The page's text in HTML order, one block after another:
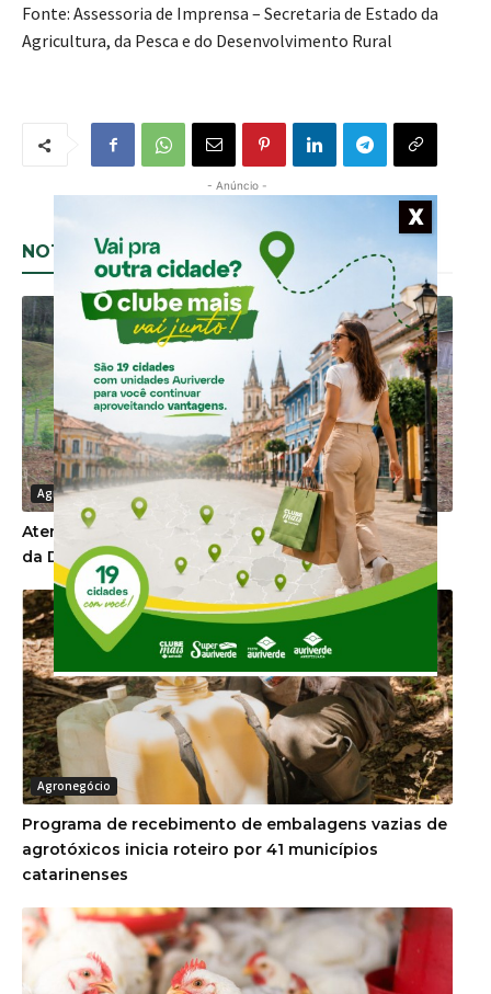
Fonte: Assessoria de Imprensa – Secretaria de Estado da
Agricultura, da Pesca e do Desenvolvimento Rural
- Anúncio -
NOTÍCIAS RELACIONADAS
Agronegócio
Atenção proprietários de imóvel rural para o prazo
da DITR 2026
Agronegócio
Programa de recebimento de embalagens vazias de
agrotóxicos inicia roteiro por 41 municípios
catarinenses
X